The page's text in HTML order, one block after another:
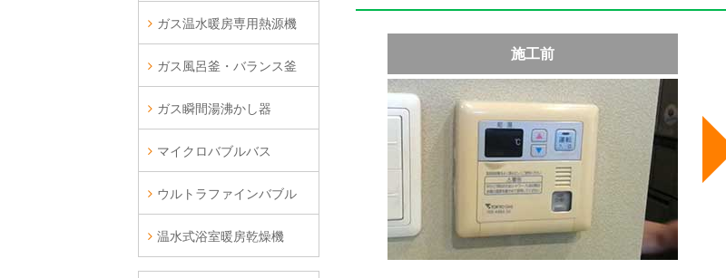
施工前
ガス温水暖房専用熱源機
ガス風呂釜・バランス釜
ガス瞬間湯沸かし器
マイクロバブルバス
ウルトラファインバブル
温水式浴室暖房乾燥機